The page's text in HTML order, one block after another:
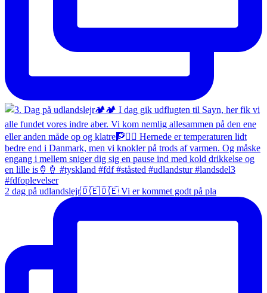
2 dag på udlandslejr🇩🇪🇩🇪 Vi er kommet godt på pla